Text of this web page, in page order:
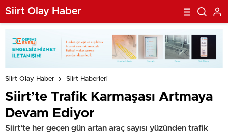
Siirt Olay Haber
Siirt Olay Haber Siirt Haberleri
Siirt’te Trafik Karmaşası Artmaya
Devam Ediyor
Siirt’te her geçen gün artan araç sayısı yüzünden trafik